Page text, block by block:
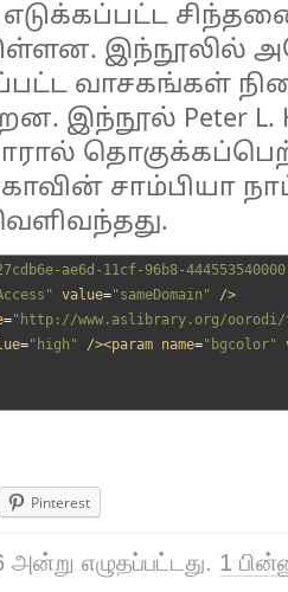
எடுக்கப்பட்ட
இந்நூலில்
வாசகங்கள்
இந்நூல் Peter L.
சாம்பியா
ae6d-11cf-96b8-
value="sameDomain"
/>
="http://www.aslibrary.org/
="high" /><param name="bgcolor"
Pinterest
எழுதப்பட்டது. 1